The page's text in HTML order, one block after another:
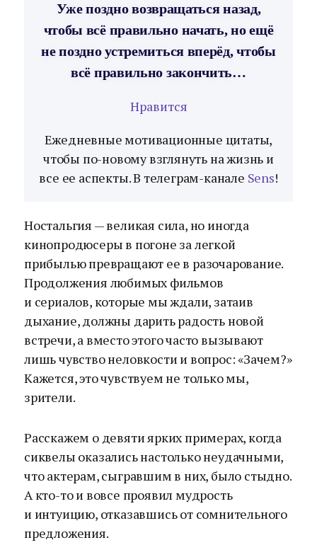
Уже поздно возвращаться назад,
чтобы всё правильно начать, но ещё
не поздно устремиться вперёд, чтобы
всё правильно закончить…
Нравится
Ежедневные мотивационные цитаты,
чтобы по-новому взглянуть на жизнь и
все ее аспекты. В телеграм-канале Sens!
Ностальгия — великая сила, но иногда
кинопродюсеры в погоне за легкой
прибылью превращают ее в разочарование.
Продолжения любимых фильмов
и сериалов, которые мы ждали, затаив
дыхание, должны дарить радость новой
встречи, а вместо этого часто вызывают
лишь чувство неловкости и вопрос: «Зачем?»
Кажется, это чувствуем не только мы,
зрители.
Расскажем о девяти ярких примерах, когда
сиквелы оказались настолько неудачными,
что актерам, сыгравшим в них, было стыдно.
А кто-то и вовсе проявил мудрость
и интуицию, отказавшись от сомнительного
предложения.